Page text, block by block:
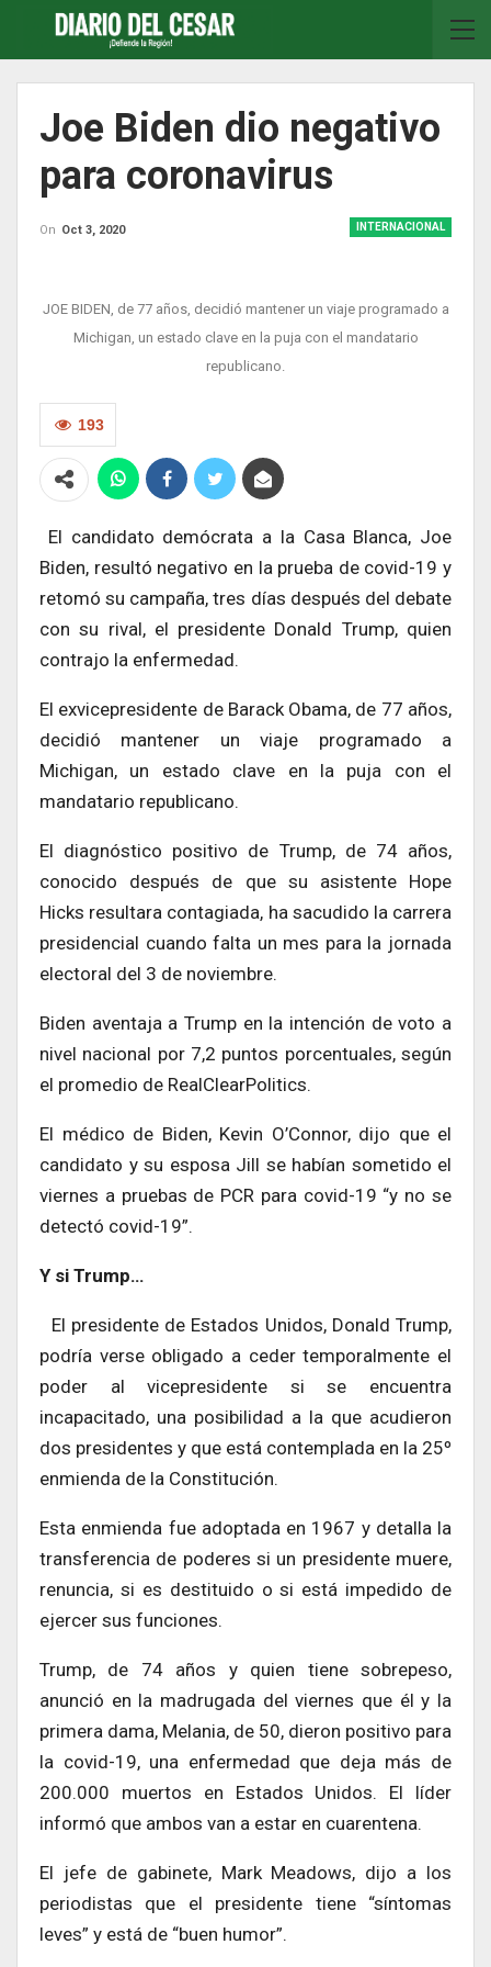
Joe Biden dio negativo
para coronavirus
INTERNACIONAL
On Oct 3, 2020
JOE BIDEN, de 77 años, decidió mantener un viaje programado a
Michigan, un estado clave en la puja con el mandatario
republicano.
193
El candidato demócrata a la Casa Blanca, Joe
Biden, resultó negativo en la prueba de covid-19 y
retomó su campaña, tres días después del debate
con su rival, el presidente Donald Trump, quien
contrajo la enfermedad.
El exvicepresidente de Barack Obama, de 77 años,
decidió mantener un viaje programado a
Michigan, un estado clave en la puja con el
mandatario republicano.
El diagnóstico positivo de Trump, de 74 años,
conocido después de que su asistente Hope
Hicks resultara contagiada, ha sacudido la carrera
presidencial cuando falta un mes para la jornada
electoral del 3 de noviembre.
Biden aventaja a Trump en la intención de voto a
nivel nacional por 7,2 puntos porcentuales, según
el promedio de RealClearPolitics.
El médico de Biden, Kevin O’Connor, dijo que el
candidato y su esposa Jill se habían sometido el
viernes a pruebas de PCR para covid-19 “y no se
detectó covid-19”.
Y si Trump…
El presidente de Estados Unidos, Donald Trump,
podría verse obligado a ceder temporalmente el
poder al vicepresidente si se encuentra
incapacitado, una posibilidad a la que acudieron
dos presidentes y que está contemplada en la 25º
enmienda de la Constitución.
Esta enmienda fue adoptada en 1967 y detalla la
transferencia de poderes si un presidente muere,
renuncia, si es destituido o si está impedido de
ejercer sus funciones.
Trump, de 74 años y quien tiene sobrepeso,
anunció en la madrugada del viernes que él y la
primera dama, Melania, de 50, dieron positivo para
la covid-19, una enfermedad que deja más de
200.000 muertos en Estados Unidos. El líder
informó que ambos van a estar en cuarentena.
El jefe de gabinete, Mark Meadows, dijo a los
periodistas que el presidente tiene “síntomas
leves” y está de “buen humor”.